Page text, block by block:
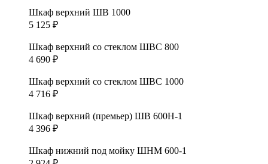
Шкаф верхний ШВ 1000
5 125 ₽
Шкаф верхний со стеклом ШВС 800
4 690 ₽
Шкаф верхний со стеклом ШВС 1000
4 716 ₽
Шкаф верхний (премьер) ШВ 600Н-1
4 396 ₽
Шкаф нижний под мойку ШНМ 600-1